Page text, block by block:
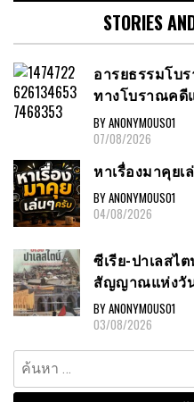
STORIES
อารยธรรมโบ
ทางโบราณคดี
BY ANONYMOUS01
07/08/2026
หาเรื่องมาคุยเ
BY ANONYMOUS01
04/08/2026
ซีเรีย-ปาเลสไ
สัญญาณแห่งวั
BY ANONYMOUS01
03/08/2026
ค้นหา
สำหรับ: